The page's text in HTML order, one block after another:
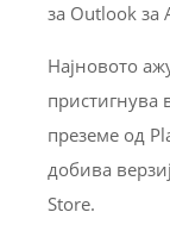
за Outlook за
Најновото
пристигнува
преземе од
добива
Store.